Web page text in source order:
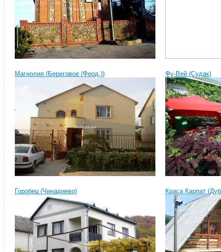
Магнолия (Береговое (Феод.)) Фу-Вей (Судак)
Горобец (Чинадиево) Краса Карпат